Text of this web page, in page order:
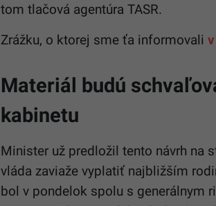
tom tlačová agentúra TASR.
Zrážku, o ktorej sme ťa informovali
Materiál budú
kabinetu
Minister už predložil tento návrh na
vláda zaviaže vyplatiť najbližším
bol v pondelok spolu s generálnym